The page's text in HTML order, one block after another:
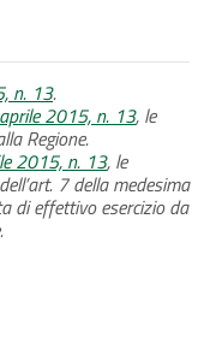
n. 13.
2015, n. 13, le
Regione.
2015, n. 13, le
7 della medesima
di effettivo esercizio da